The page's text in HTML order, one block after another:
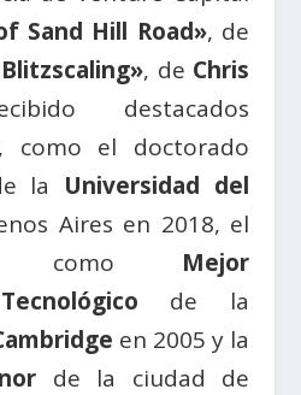
Sand Hill Road», de
, de Chris
destacados
como el doctorado
la Universidad del
Aires en 2018, el
como Mejor
de la
en 2005 y la
de la ciudad de